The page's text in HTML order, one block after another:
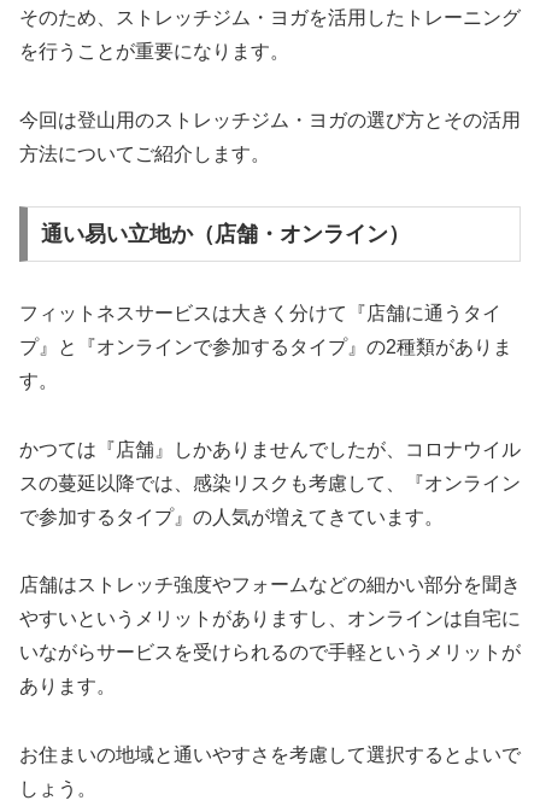
そのため、ストレッチジム・ヨガを活用したトレーニング
を行うことが重要になります。
今回は登山用のストレッチジム・ヨガの選び方とその活用
方法についてご紹介します。
通い易い立地か（店舗・オンライン）
フィットネスサービスは大きく分けて『店舗に通うタイ
プ』と『オンラインで参加するタイプ』の2種類がありま
す。
かつては『店舗』しかありませんでしたが、コロナウイル
スの蔓延以降では、感染リスクも考慮して、『オンライン
で参加するタイプ』の人気が増えてきています。
店舗はストレッチ強度やフォームなどの細かい部分を聞き
やすいというメリットがありますし、オンラインは自宅に
いながらサービスを受けられるので手軽というメリットが
あります。
お住まいの地域と通いやすさを考慮して選択するとよいで
しょう。